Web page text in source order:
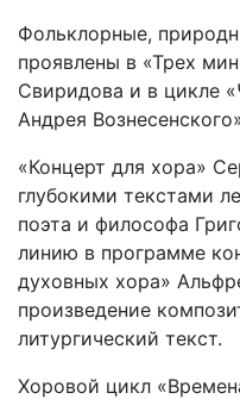
Фольклорные,
проявлены в «Трех
Свиридова и в цикле
Андрея
«Концерт для хора»
глубокими текстами
поэта и философа
линию в программе
духовных хора»
произведение
литургический текст.
Хоровой цикл